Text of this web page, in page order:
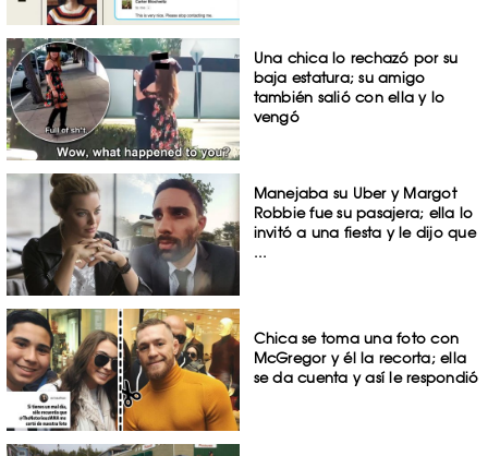
Una chica lo rechazó por su
baja estatura; su amigo
también salió con ella y lo
vengó
Manejaba su Uber y Margot
Robbie fue su pasajera; ella lo
invitó a una fiesta y le dijo que
...
Chica se toma una foto con
McGregor y él la recorta; ella
se da cuenta y así le respondió